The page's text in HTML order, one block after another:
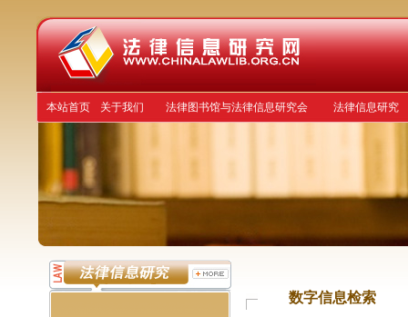
本站首页 关于我们 法律图书馆与法律信息研究会 法律信息研究
数字信息检索